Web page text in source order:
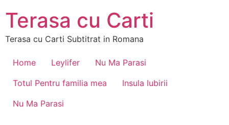
to
content
Terasa cu Carti
Terasa cu Carti Subtitrat in Romana
Home Leylifer
Nu Ma Parasi
Totul Pentru familia mea
Insula Iubirii
Nu Ma Parasi